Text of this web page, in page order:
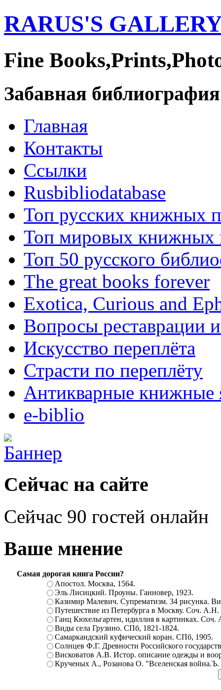
RARUS'S
Fine
Забавная библиография
Главная
Контакты
Ссылки
Rusbibliodatabase
Топ русских книжных
Топ мировых книжных
Топ 50 русского
The great books forever
Exotica, Curious and
Вопросы реставрации
Искусство переплёта
Страсти по переплёту
Антикварные книжные
e-biblio
Сейчас на сайте
Сейчас 90 гостей онлайн
Ваше мнение
Самая дорогая книга России?
Апостол. Москва, 1564.
Эль Лисицкий. Проуны. Ганновер, 1923.
Казимир Малевич. Супрематизм. 34 рисунка.
Путешествие из Петербурга в Москву. Соч.
Ганц Кюхельгартен, идиллия в картинках.
Виды села Грузино. СПб, 1821-1824.
Самаркандский куфический коран. СПб, 1905.
Солнцев Ф.Г. Древности Российского
Висковатов А.В. Истор. описание одежды и
Крученых А., Розанова О. "Вселенская